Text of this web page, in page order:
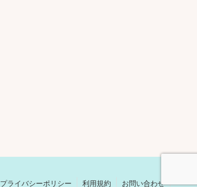
プライバシーポリシー 利用規約 お問い合わせ